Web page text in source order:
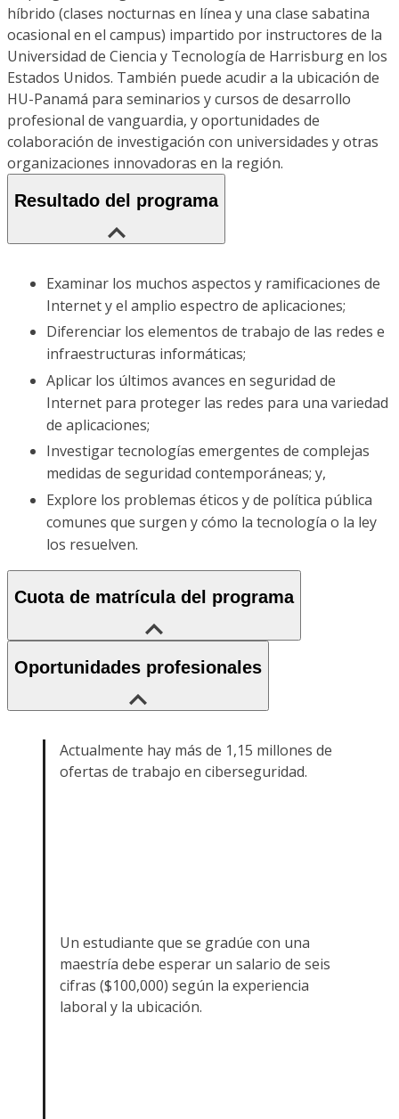
híbrido (clases nocturnas en línea y una clase sabatina
ocasional en el campus) impartido por instructores de la
Universidad de Ciencia y Tecnología de Harrisburg en los
Estados Unidos. También puede acudir a la ubicación de
HU-Panamá para seminarios y cursos de desarrollo
profesional de vanguardia, y oportunidades de
colaboración de investigación con universidades y otras
organizaciones innovadoras en la región.
Resultado del programa
Examinar los muchos aspectos y ramificaciones de
Internet y el amplio espectro de aplicaciones;
Diferenciar los elementos de trabajo de las redes e
infraestructuras informáticas;
Aplicar los últimos avances en seguridad de
Internet para proteger las redes para una variedad
de aplicaciones;
Investigar tecnologías emergentes de complejas
medidas de seguridad contemporáneas; y,
Explore los problemas éticos y de política pública
comunes que surgen y cómo la tecnología o la ley
los resuelven.
Cuota de matrícula del programa
Oportunidades profesionales
Actualmente hay más de 1,15 millones de
ofertas de trabajo en ciberseguridad.
Un estudiante que se gradúe con una
maestría debe esperar un salario de seis
cifras ($100,000) según la experiencia
laboral y la ubicación.